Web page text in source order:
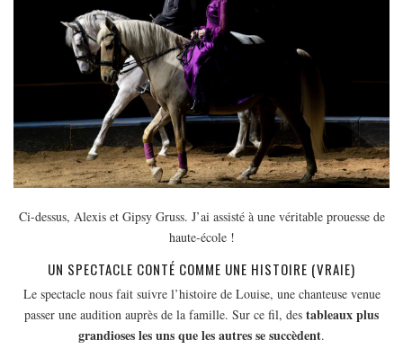
Ci-dessus, Alexis et Gipsy Gruss. J’ai assisté à une véritable prouesse de
haute-école !
UN SPECTACLE CONTÉ COMME UNE HISTOIRE (VRAIE)
Le spectacle nous fait suivre l’histoire de Louise, une chanteuse venue
passer une audition auprès de la famille. Sur ce fil, des tableaux plus
grandioses les uns que les autres se succèdent.